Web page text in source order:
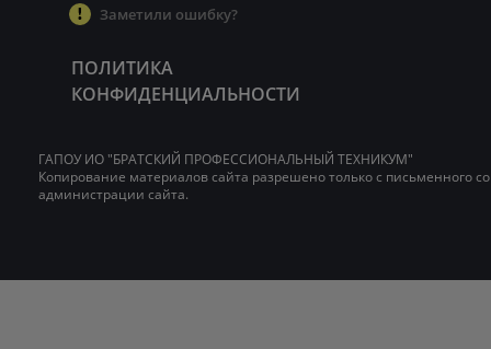
Заметили ошибку?
ПОЛИТИКА
КОНФИДЕНЦИАЛЬНОСТИ
ГАПОУ ИО "БРАТСКИЙ ПРОФЕССИОНАЛЬНЫЙ ТЕХНИКУМ"
Копирование материалов сайта разрешено только с письменного
администрации сайта.